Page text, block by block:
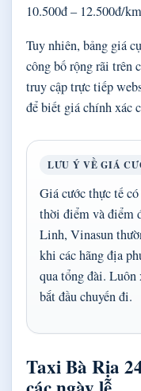
10.500đ – 12.500đ/
Tuy nhiên, bảng giá
công bố rộng rãi trên
truy cập trực tiếp
để biết giá chính xác
LƯU Ý VỀ GIÁ
Giá cước thực tế
thời điểm và điểm
Linh, Vinasun
khi các hãng địa
qua tổng đài.
bắt đầu chuyến đi.
Taxi Bà Rịa